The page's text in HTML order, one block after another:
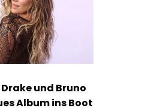
und Bruno
Album ins Boot